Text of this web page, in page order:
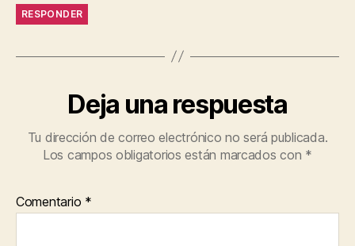
RESPONDER
Deja una respuesta
Tu dirección de correo electrónico no será publicada.
Los campos obligatorios están marcados con *
Comentario *